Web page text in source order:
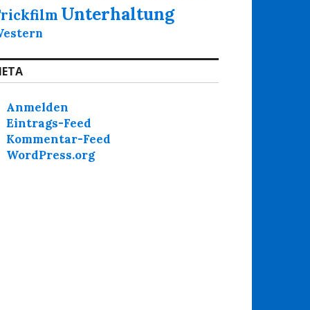
Unterhaltung
Anmelden
Eintrags-Feed
Kommentar-Feed
WordPress.org